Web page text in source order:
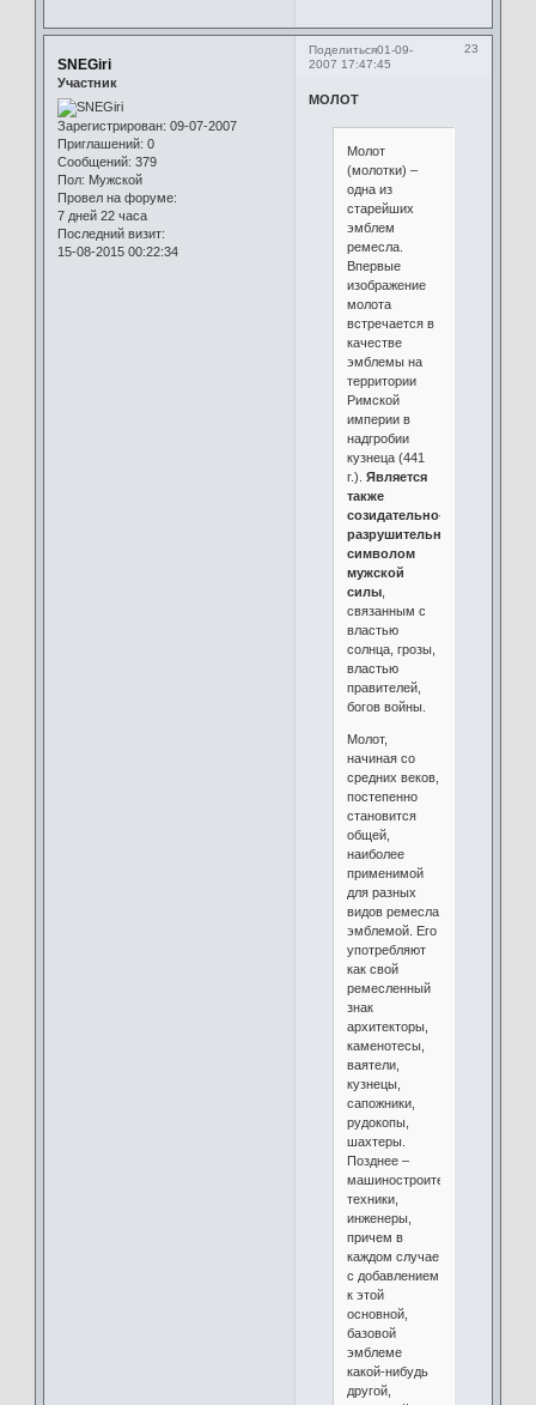
Поделиться 23
01-09-
2007 17:47:45
SNEGiri
Участник
Зарегистрирован: 09-07-2007
Приглашений: 0
Сообщений: 379
Пол: Мужской
Провел на форуме:
7 дней 22 часа
Последний визит:
15-08-2015 00:22:34
МОЛОТ
Молот
(молотки) –
одна из
старейших
эмблем
ремесла.
Впервые
изображение
молота
встречается в
качестве
эмблемы на
территории
Римской
империи в
надгробии
кузнеца (441
г.). Является
также
созидательно-
разрушительным
символом
мужской
силы,
связанным с
властью
солнца, грозы,
властью
правителей,
богов войны.
Молот,
начиная со
средних веков,
постепенно
становится
общей,
наиболее
применимой
для разных
видов ремесла
эмблемой. Его
употребляют
как свой
ремесленный
знак
архитекторы,
каменотесы,
ваятели,
кузнецы,
сапожники,
рудокопы,
шахтеры.
Позднее –
машиностроители,
техники,
инженеры,
причем в
каждом случае
с добавлением
к этой
основной,
базовой
эмблеме
какой-нибудь
другой,